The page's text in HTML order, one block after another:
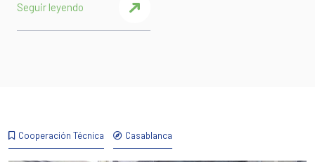
Seguir leyendo
Cooperación Técnica Casablanca